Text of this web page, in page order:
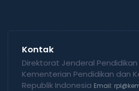
Kontak
Direktorat Jenderal Pendidikan
Kementerian Pendidikan dan
Republik Indonesia Email: